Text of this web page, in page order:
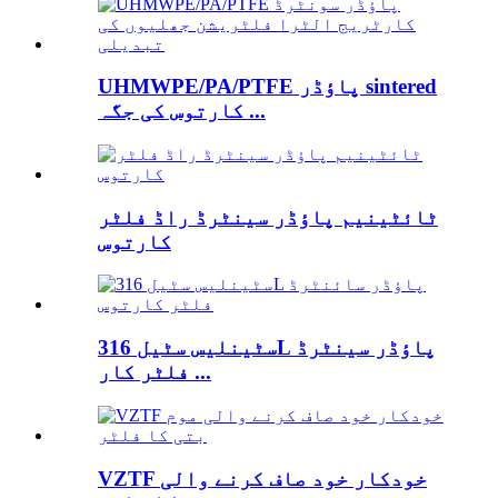
UHMWPE/PA/PTFE پاؤڈر sintered
کارتوس کی جگہ ...
ٹائٹینیم پاؤڈر سینٹرڈ راڈ فلٹر
کارتوس
سٹینلیس سٹیل 316L پاؤڈر سینٹرڈ
فلٹر کار ...
VZTF خودکار خود صاف کرنے والی